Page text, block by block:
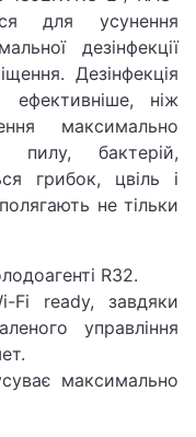
для усунення
дезінфекції
Дезінфекція
ефективніше, ніж
максимально
пилу, бактерій,
грибок, цвіль і
не тільки
R32.
Fi ready, завдяки
управління
максимально